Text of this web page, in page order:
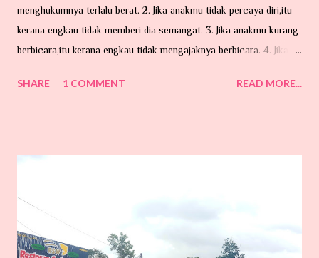
menghukumnya terlalu berat. 2. Jika anakmu tidak percaya diri,itu
kerana engkau tidak memberi dia semangat. 3. Jika anakmu kurang
berbicara,itu kerana engkau tidak mengajaknya berbicara. 4. Jika
5. Jika anakmu pengecut,itu kerana engkau selalu membelanya. 6.
engkau suka melakukan kekerasan terhadapnya. 10. Jika anakmu
lemah, itu kerana engkau suka mengancamnya. 11. Jika anakmu
cemburu, itu kerana engkau membiarkannya. 12. Jika anakmu
SHARE 1 COMMENT READ MORE...